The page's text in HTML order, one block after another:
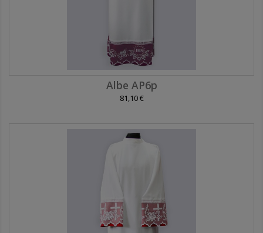
Albe AP6p
81,10 €